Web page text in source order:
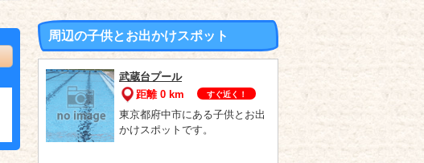
周辺の子供とお出かけスポット
武蔵台プール
距離 0 km
すぐ近く！
東京都府中市にある子供とお出
かけスポットです。